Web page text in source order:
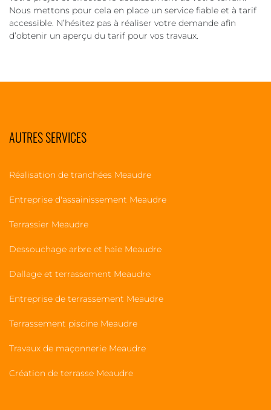
Nous mettons pour cela en place un service fiable et à tarif
accessible. N’hésitez pas à réaliser votre demande afin
d’obtenir un aperçu du tarif pour vos travaux.
AUTRES SERVICES
Réalisation de tranchées Meaudre
Entreprise d'assainissement Meaudre
Terrassier Meaudre
Dessouchage arbre et haie Meaudre
Dallage et terrassement Meaudre
Entreprise de terrassement Meaudre
Terrassement piscine Meaudre
Travaux de maçonnerie Meaudre
Création de terrasse Meaudre